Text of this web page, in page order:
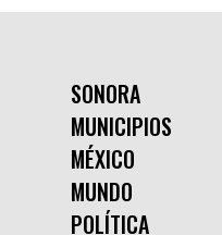
SONORA
MUNICIPIOS
MÉXICO
MUNDO
POLÍTICA